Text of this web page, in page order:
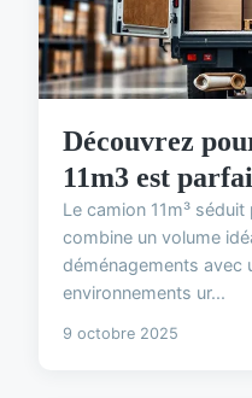
Découvrez
11m3 est
Le camion 11m³
combine un volume
déménagements avec
environnements ur...
9 octobre 2025